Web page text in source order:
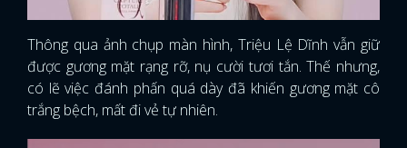
Thông qua ảnh chụp màn hình, Triệu Lệ Dĩnh vẫn giữ
được gương mặt rạng rỡ, nụ cười tươi tắn. Thế nhưng,
có lẽ việc đánh phấn quá dày đã khiến gương mặt cô
trắng bệch, mất đi vẻ tự nhiên.